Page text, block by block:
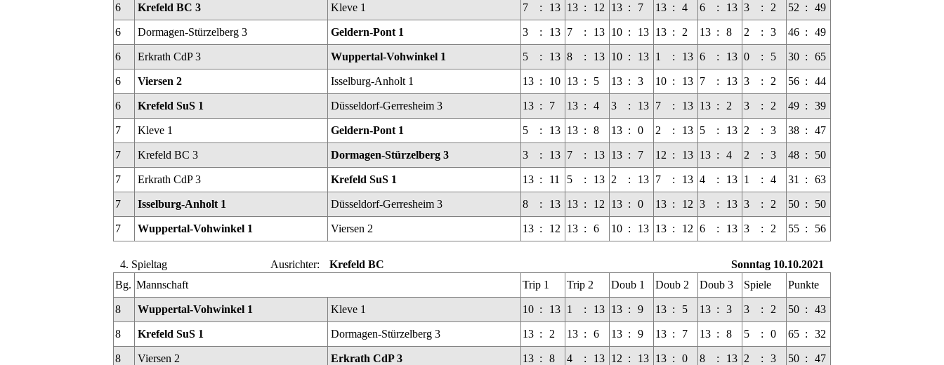
6 Krefeld BC 3 Kleve 1 7 : 13 13 : 12 13 : 7 13 : 4 6 : 13 3 : 2 52 : 49
6 Dormagen-Stürzelberg 3 Geldern-Pont 1 3 : 13 7 : 13 10 : 13 13 : 2 13 : 8 2 : 3 46 : 49
6 Erkrath CdP 3 Wuppertal-Vohwinkel 1 5 : 13 8 : 13 10 : 13 1 : 13 6 : 13 0 : 5 30 : 65
6 Viersen 2 Isselburg-Anholt 1 13 : 10 13 : 5 13 : 3 10 : 13 7 : 13 3 : 2 56 : 44
6 Krefeld SuS 1 Düsseldorf-Gerresheim 3 13 : 7 13 : 4 3 : 13 7 : 13 13 : 2 3 : 2 49 : 39
7 Kleve 1 Geldern-Pont 1 5 : 13 13 : 8 13 : 0 2 : 13 5 : 13 2 : 3 38 : 47
7 Krefeld BC 3 Dormagen-Stürzelberg 3 3 : 13 7 : 13 13 : 7 12 : 13 13 : 4 2 : 3 48 : 50
7 Erkrath CdP 3 Krefeld SuS 1 13 : 11 5 : 13 2 : 13 7 : 13 4 : 13 1 : 4 31 : 63
7 Isselburg-Anholt 1 Düsseldorf-Gerresheim 3 8 : 13 13 : 12 13 : 0 13 : 12 3 : 13 3 : 2 50 : 50
7 Wuppertal-Vohwinkel 1 Viersen 2 13 : 12 13 : 6 10 : 13 13 : 12 6 : 13 3 : 2 55 : 56
4. Spieltag Ausrichter: Krefeld BC
Sonntag 10.10.2021
Bg. Mannschaft Trip 1 Trip 2 Doub 1 Doub 2 Doub 3 Spiele Punkte
8 Wuppertal-Vohwinkel 1 Kleve 1 10 : 13 1 : 13 13 : 9 13 : 5 13 : 3 3 : 2 50 : 43
8 Krefeld SuS 1 Dormagen-Stürzelberg 3 13 : 2 13 : 6 13 : 9 13 : 7 13 : 8 5 : 0 65 : 32
8 Viersen 2 Erkrath CdP 3 13 : 8 4 : 13 12 : 13 13 : 0 8 : 13 2 : 3 50 : 47